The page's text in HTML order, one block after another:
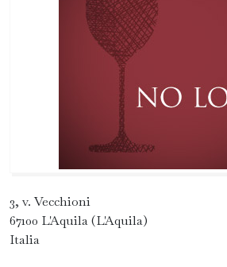
3, v. Vecchioni
67100 L'Aquila (L'Aquila)
Italia